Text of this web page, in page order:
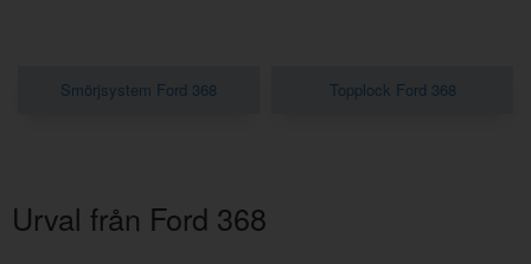
Smörjsystem Ford 368 Topplock Ford 368
Urval från Ford 368